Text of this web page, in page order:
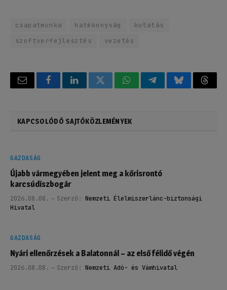
csapatmunka hatékonyság
kutatás
szoftverfejlesztés
vezetés
Email FacebookLinkedInTwitterWhatsAppTelegramBluesky
KAPCSOLÓDÓ SAJTÓKÖZLEMÉNYEK
GAZDASÁG
Újabb vármegyében jelent meg a kőrisrontó
karcsúdíszbogár
2026.08.08. Szerző: Nemzeti Élelmiszerlánc-biztonsági
Hivatal
GAZDASÁG
Nyári ellenőrzések a Balatonnál – az első félidő végén
2026.08.08. Szerző: Nemzeti Adó- és Vámhivatal